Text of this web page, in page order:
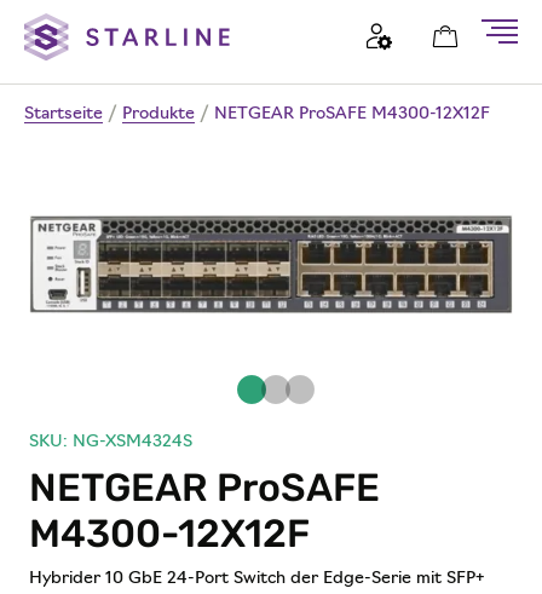
Startseite / Produkte / NETGEAR ProSAFE M4300-12X12F
SKU: NG-XSM4324S
NETGEAR ProSAFE
M4300-12X12F
Hybrider 10 GbE 24-Port Switch der Edge-Serie mit SFP+